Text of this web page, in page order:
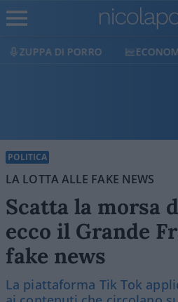
ECONOMIA LIBERILIBRI
POLITICA
LA LOTTA ALLE FAKE NEWS
Scatta la morsa
ecco il Grande
fake news
La piattaforma Tik Tok